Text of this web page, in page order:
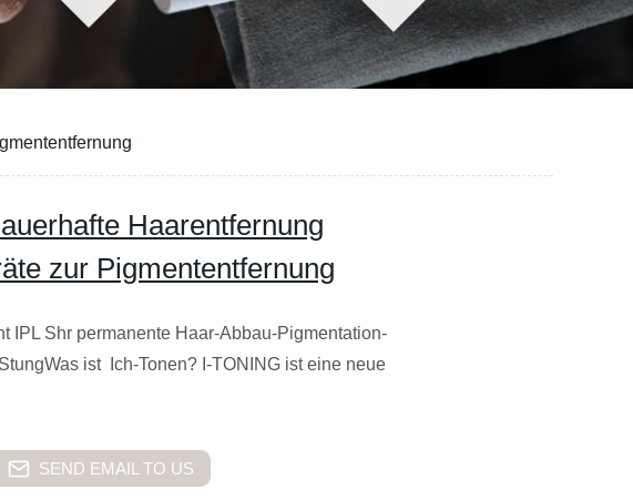
Haarentfernung
zur Pigmententfernung
IPL Shr permanente Haar-Abbau-Pigmentation-
ist Ich-Tonen? I-TONING ist eine neue
SEND EMAIL TO US